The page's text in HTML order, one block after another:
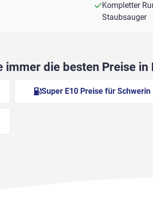
Kompletter
Staubsauger
immer die besten Preise in
Super E10 Preise für Schwerin